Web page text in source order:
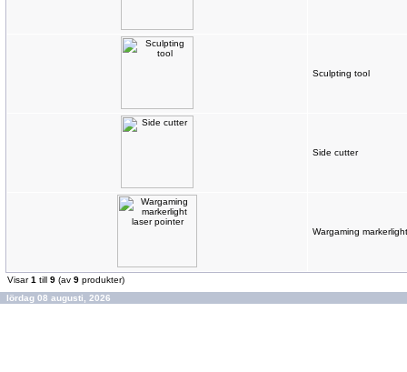
Sculpting tool
Side cutter
Wargaming
Visar1 till 9 (av 9 produkter)
lördag 08 augusti, 2026